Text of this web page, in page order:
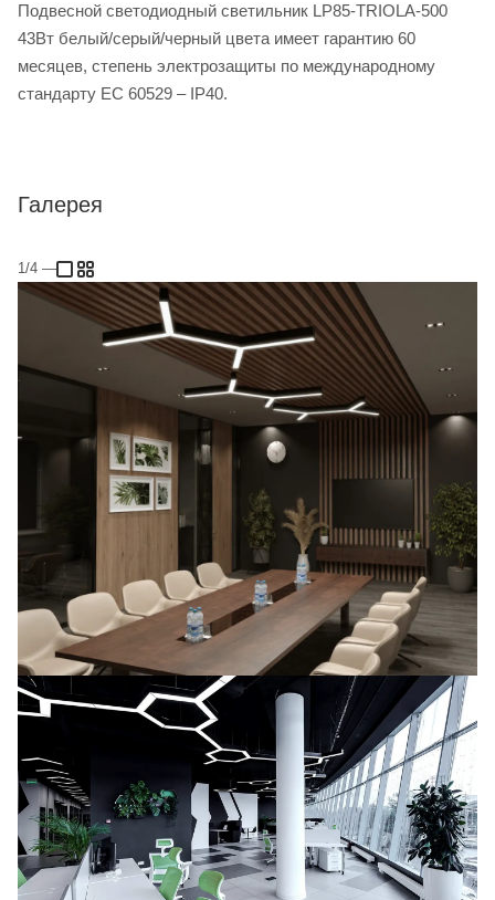
Подвесной светодиодный светильник LP85-TRIOLA-500
43Вт белый/серый/черный цвета имеет гарантию 60
месяцев, степень электрозащиты по международному
стандарту ЕС 60529 – IP40.
Галерея
1/4 —